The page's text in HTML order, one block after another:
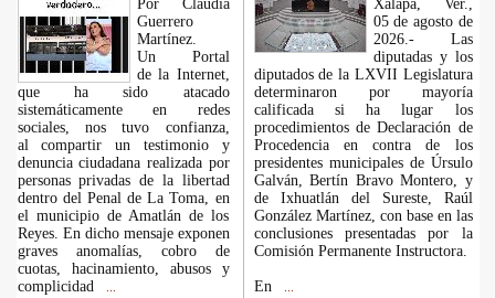
Por Claudia
Guerrero
Martínez.
​Un Portal
de la Internet,
que ha sido atacado
sistemáticamente en redes
sociales, nos tuvo confianza,
al compartir un testimonio y
denuncia ciudadana realizada por
personas privadas de la libertad
dentro del Penal de La Toma, en
el municipio de Amatlán de los
Reyes. En dicho mensaje exponen
graves anomalías, cobro de
cuotas, hacinamiento, abusos y
complicidad
Xalapa, Ver.,
05 de agosto de
2026.- Las
diputadas y los
diputados de la LXVII Legislatura
determinaron por mayoría
calificada si ha lugar los
procedimientos de Declaración de
Procedencia en contra de los
presidentes municipales de Úrsulo
Galván, Bertín Bravo Montero, y
de Ixhuatlán del Sureste, Raúl
González Martínez, con base en las
conclusiones presentadas por la
Comisión Permanente Instructora.
En